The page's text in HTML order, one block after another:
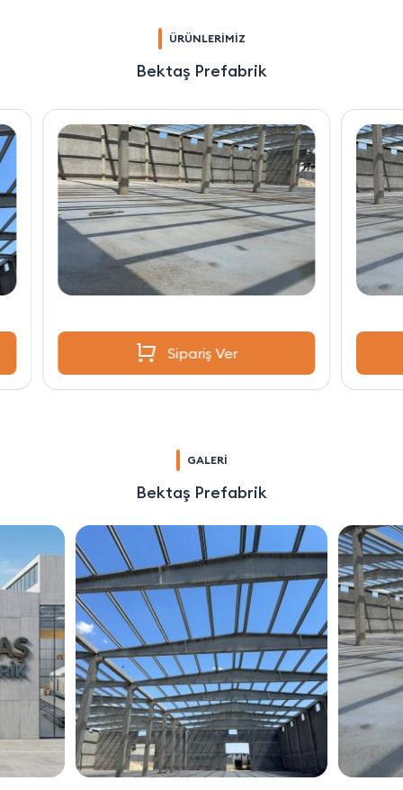
ÜRÜNLERİMİZ
Bektaş Prefabrik
Sipariş Ver
GALERİ
Bektaş Prefabrik